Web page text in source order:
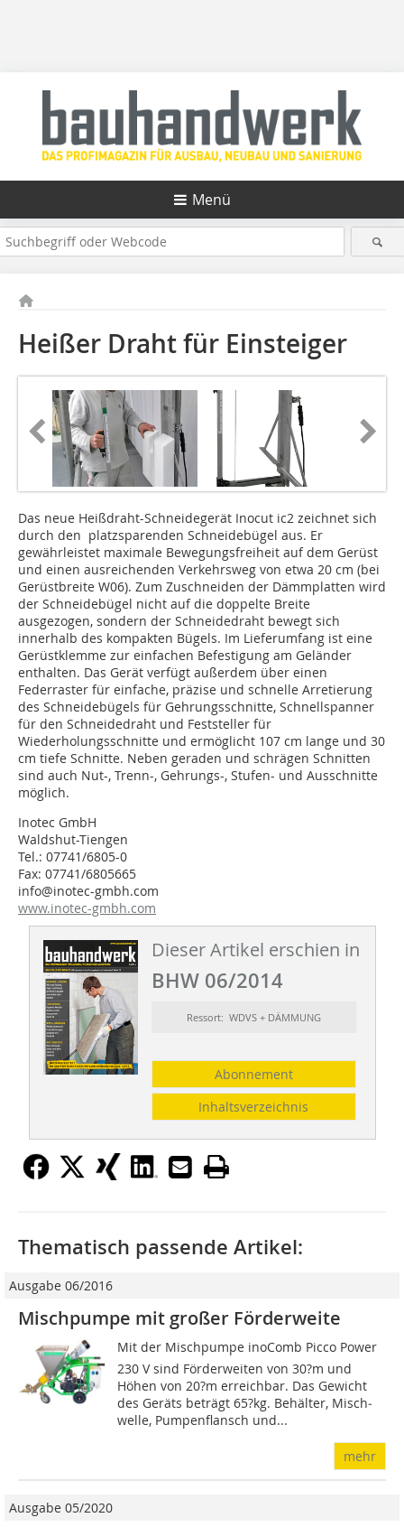
Menü
Heißer Draht für Einsteiger
Das neue Heißdraht-Schneidegerät Inocut ic2 zeichnet sich
durch den platzsparenden Schneidebügel aus. Er
gewährleistet maximale Bewegungsfreiheit auf dem Gerüst
und einen ausreichenden Verkehrsweg von etwa 20 cm (bei
Gerüstbreite W06). Zum Zuschneiden der Dämmplatten wird
der Schneidebügel nicht auf die doppelte Breite
ausgezogen, sondern der Schneidedraht bewegt sich
innerhalb des kompakten Bügels. Im Lieferumfang ist eine
Gerüstklemme zur einfachen Befestigung am Geländer
enthalten. Das Gerät verfügt außerdem über einen
Federraster für einfache, präzise und schnelle Arretierung
des Schneidebügels für Gehrungsschnitte, Schnellspanner
für den Schneidedraht und Feststeller für
Wiederholungsschnitte und ermöglicht 107 cm lange und 30
cm tiefe Schnitte. Neben geraden und schrägen Schnitten
sind auch Nut-, Trenn-, Gehrungs-, Stufen- und Ausschnitte
möglich.
Inotec GmbH
Waldshut-Tiengen
Tel.: 07741/6805-0
Fax: 07741/6805665
info@inotec-gmbh.com
www.inotec-gmbh.com
Dieser Artikel erschien in
BHW 06/2014
Ressort: WDVS + DÄMMUNG
Abonnement
Inhaltsverzeichnis
Thematisch passende Artikel:
Ausgabe 06/2016
Mischpumpe mit großer Förderweite
Mit der Mischpumpe inoComb Picco Power
230 V sind Förderweiten von 30?m und
Höhen von 20?m er­reich­bar. Das Gewicht
des Geräts beträgt 65?kg. Behälter, Misch­
welle, Pumpenflansch und...
mehr
Ausgabe 05/2020